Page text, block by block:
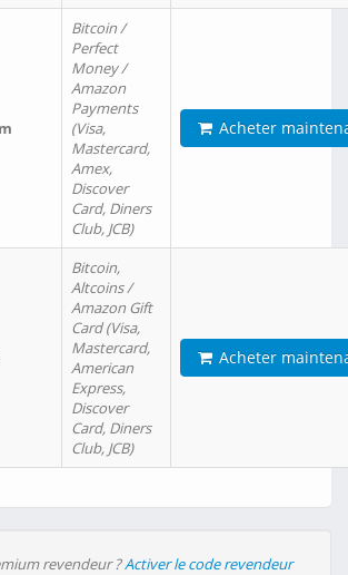
Bitcoin /
Perfect
Money /
Amazon
Payments
(Visa,
Mastercard,
Amex,
Discover
Card, Diners
Club, JCB)
Acheter
Bitcoin,
Altcoins /
Amazon Gift
Card (Visa,
Mastercard,
American
Express,
Discover
Card, Diners
Club, JCB)
Acheter
revendeur ?Activer le code revendeur